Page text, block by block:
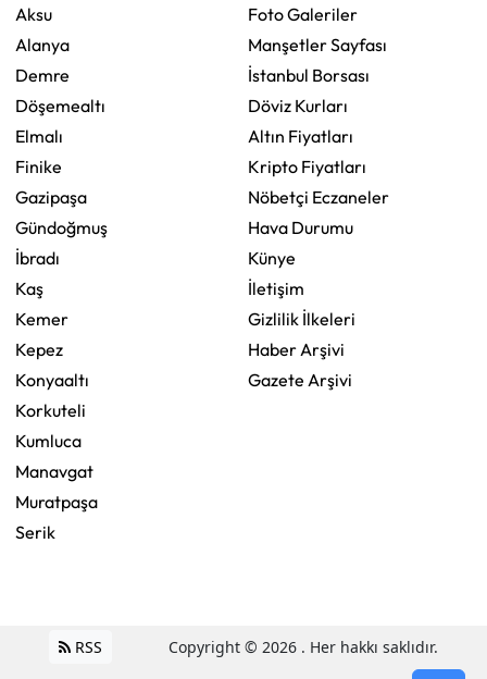
Aksu
Alanya
Demre
Döşemealtı
Elmalı
Finike
Gazipaşa
Gündoğmuş
İbradı
Kaş
Kemer
Kepez
Konyaaltı
Korkuteli
Kumluca
Manavgat
Muratpaşa
Serik
Foto Galeriler
Manşetler Sayfası
İstanbul Borsası
Döviz Kurları
Altın Fiyatları
Kripto Fiyatları
Nöbetçi Eczaneler
Hava Durumu
Künye
İletişim
Gizlilik İlkeleri
Haber Arşivi
Gazete Arşivi
RSS Copyright © 2026 . Her hakkı saklıdır.